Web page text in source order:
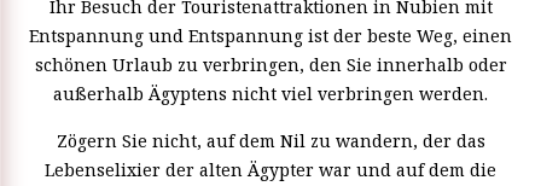
Ihr Besuch der Touristenattraktionen in Nubien mit
Entspannung und Entspannung ist der beste Weg, einen
schönen Urlaub zu verbringen, den Sie innerhalb oder
außerhalb Ägyptens nicht viel verbringen werden.
Zögern Sie nicht, auf dem Nil zu wandern, der das
Lebenselixier der alten Ägypter war und auf dem die